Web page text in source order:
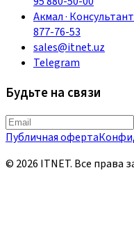
Акмал·
877-76-53
sales@itnet.uz
Telegram
Будьте на связи
Публичная оферта
© 2026 ITNET. Все права